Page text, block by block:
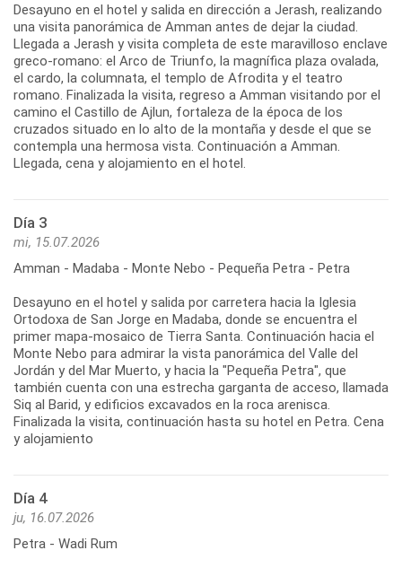
Desayuno en el hotel y salida en dirección a Jerash, realizando
una visita panorámica de Amman antes de dejar la ciudad.
Llegada a Jerash y visita completa de este maravilloso enclave
greco-romano: el Arco de Triunfo, la magnífica plaza ovalada,
el cardo, la columnata, el templo de Afrodita y el teatro
romano. Finalizada la visita, regreso a Amman visitando por el
camino el Castillo de Ajlun, fortaleza de la época de los
cruzados situado en lo alto de la montaña y desde el que se
contempla una hermosa vista. Continuación a Amman.
Llegada, cena y alojamiento en el hotel.
Día 3
mi, 15.07.2026
Amman - Madaba - Monte Nebo - Pequeña Petra - Petra
Desayuno en el hotel y salida por carretera hacia la Iglesia
Ortodoxa de San Jorge en Madaba, donde se encuentra el
primer mapa-mosaico de Tierra Santa. Continuación hacia el
Monte Nebo para admirar la vista panorámica del Valle del
Jordán y del Mar Muerto, y hacia la "Pequeña Petra", que
también cuenta con una estrecha garganta de acceso, llamada
Siq al Barid, y edificios excavados en la roca arenisca.
Finalizada la visita, continuación hasta su hotel en Petra. Cena
y alojamiento
Día 4
ju, 16.07.2026
Petra - Wadi Rum